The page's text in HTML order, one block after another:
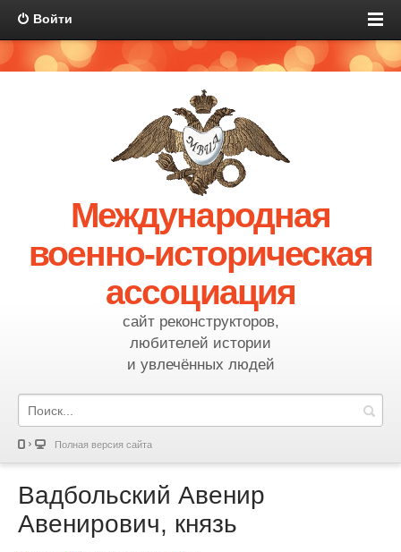
Войти
Международная
военно-историческая
ассоциация
сайт реконструкторов,
любителей истории
и увлечённых людей
Полная версия сайта
Вадбольский Авенир
Авенирович, князь